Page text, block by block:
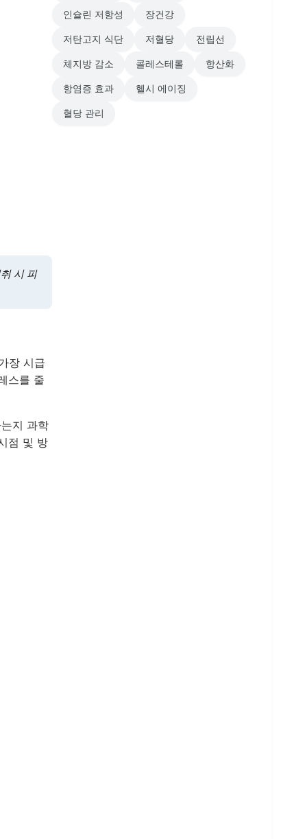
시 피
장 시급
스를 줄
지 과학
점 및 방
인슐린 저항성 장건강
저탄고지 식단 저혈당 전립선
체지방 감소 콜레스테롤 항산화
항염증 효과 헬시 에이징
혈당 관리